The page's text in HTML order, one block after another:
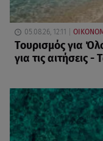
05.08.26, 12:11
Τουρισμός για
για τις αιτήσεις -